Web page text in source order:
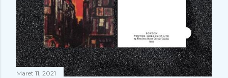
Maret 11, 2021